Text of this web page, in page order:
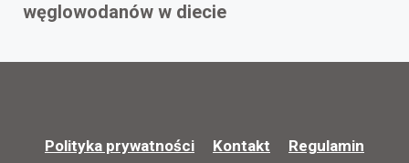
węglowodanów w diecie
Polityka prywatności Kontakt Regulamin